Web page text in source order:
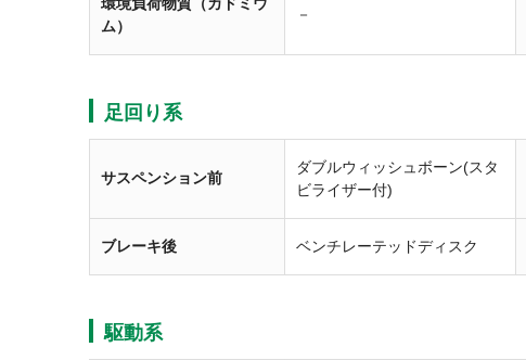
ム）
－
足回り系
サスペンション前
ダブルウィッシュボーン(スタ
ビライザー付)
ブレーキ後 ベンチレーテッドディスク
駆動系